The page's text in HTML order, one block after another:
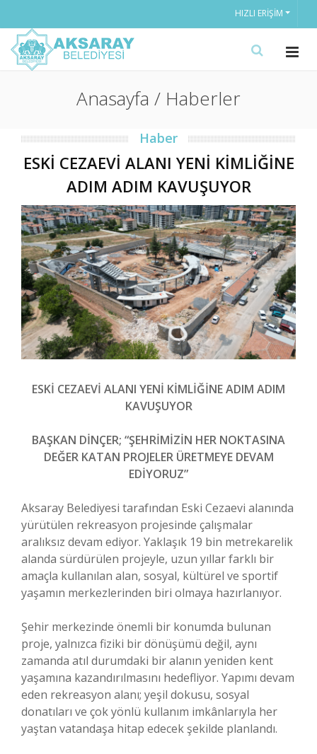
HIZLI ERIŞIM
Anasayfa / Haberler
Haber
ESKİ CEZAEVİ ALANI YENİ KİMLİĞİNE
ADIM ADIM KAVUŞUYOR
ESKİ CEZAEVİ ALANI YENİ KİMLİĞİNE ADIM ADIM
KAVUŞUYOR
BAŞKAN DİNÇER; “ŞEHRİMİZİN HER NOKTASINA
DEĞER KATAN PROJELER ÜRETMEYE DEVAM
EDİYORUZ”
Aksaray Belediyesi tarafından Eski Cezaevi alanında
yürütülen rekreasyon projesinde çalışmalar
aralıksız devam ediyor. Yaklaşık 19 bin metrekarelik
alanda sürdürülen projeyle, uzun yıllar farklı bir
amaçla kullanılan alan, sosyal, kültürel ve sportif
yaşamın merkezlerinden biri olmaya hazırlanıyor.
Şehir merkezinde önemli bir konumda bulunan
proje, yalnızca fiziki bir dönüşümü değil, aynı
zamanda atıl durumdaki bir alanın yeniden kent
yaşamına kazandırılmasını hedefliyor. Yapımı devam
eden rekreasyon alanı; yeşil dokusu, sosyal
donatıları ve çok yönlü kullanım imkânlarıyla her
yaştan vatandaşa hitap edecek şekilde planlandı.